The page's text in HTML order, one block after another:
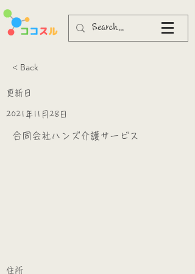
< Back
更新日
2021年11月28日
合同会社ハンズ介護サービス
​ ​住所